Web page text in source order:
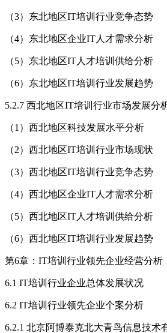
（3）东北地区IT培训行业竞争态势
（4）东北地区企业IT人才需求分析
（5）东北地区IT人才培训供给分析
（6）东北地区IT培训行业发展趋势
5.2.7 西北地区IT培训行业市场发展分
（1）西北地区科技发展水平分析
（2）西北地区IT培训行业市场现状
（3）西北地区IT培训行业竞争态势
（4）西北地区企业IT人才需求分析
（5）西北地区IT人才培训供给分析
（6）西北地区IT培训行业发展趋势
第6章：IT培训行业领先企业经营分析
6.1 IT培训行业企业总体发展状况
6.2 IT培训行业领先企业个案分析
6.2.1 北京阿博泰克北大青鸟信息技术